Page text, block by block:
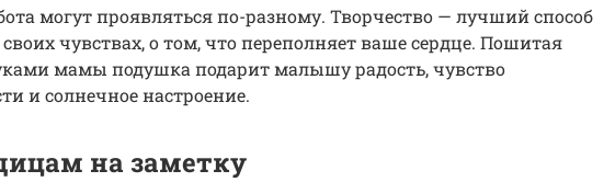
могут проявляться по-разному. Творчество — лучший способ
своих чувствах, о том, что переполняет ваше сердце. Пошитая
мамы подушка подарит малышу радость, чувство
и солнечное настроение.
на заметку